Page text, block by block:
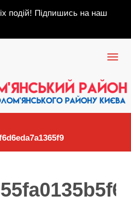
подій! Підпишись на наш